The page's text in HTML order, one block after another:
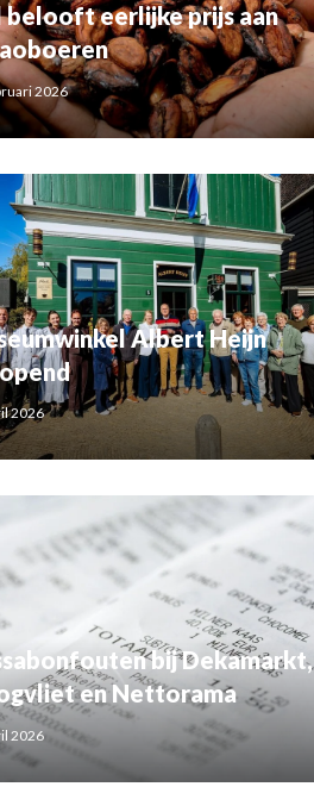
belooft eerlijke prijs aan
2026
Albert Heijn
2026
bij Dekamarkt,
en Nettorama
2026